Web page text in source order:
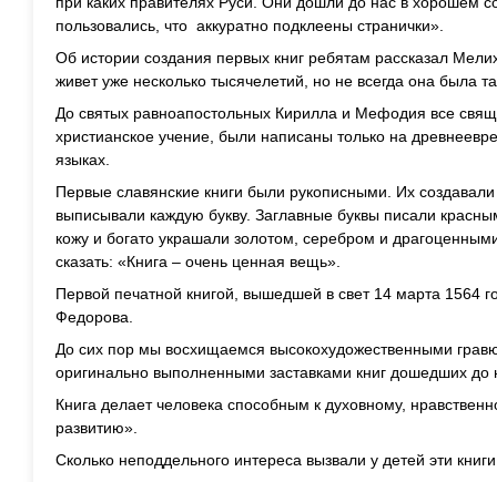
пользовались, что аккуратно подклеены странички».
Об истории создания первых книг ребятам рассказал
живет уже несколько тысячелетий, но не всегда она была
До святых равноапостольных Кирилла и Мефодия все
христианское уче­ние, были написаны только на
языках.
Первые славянские книги бы­ли рукописными. Их
выписывали каждую букву. Заглавные буквы писали
кожу и богато украшали золотом, сереб­ром и
сказать: «Книга – очень ценная вещь».
Первой печатной книгой, вышедшей в свет 14 марта 1564
Федорова.
До сих пор мы восхи­щаемся высокохудожественными
оригинально выполненными заставками книг дошедших до
Книга делает человека способным к духовному,
развитию».
Сколько неподдельного интереса вызвали у детей эти